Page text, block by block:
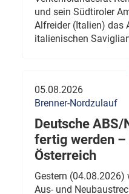
und sein Südtiroler
Alfreider (Italien) das
italienischen
05.08.2026
Brenner-Nordzulauf
Deutsche
fertig werden –
Österreich
Gestern
Aus- und